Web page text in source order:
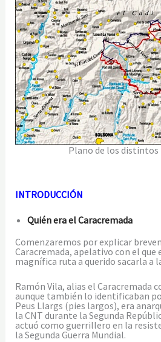
Plano de los distintos
INTRODUCCIÓN
Quién era el Caracremada
Comenzaremos por explicar
Caracremada, apelativo con el que
magnífica ruta a querido sacarla a
Ramón Vila, alias el Caracremada
aunque también lo identificaban
Peus Llargs (pies largos), era
la CNT durante la Segunda
actuó como guerrillero en la
la Segunda Guerra Mundial.